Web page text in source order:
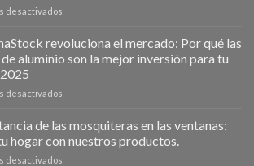
desactivados
impulsa
el
cambio
la
revoluciona el mercado: Por qué las
aluminio son la mejor inversión para tu
desactivados
VentanaStock
revoluciona
el
de las mosquiteras en las ventanas:
hogar con nuestros productos.
desactivados